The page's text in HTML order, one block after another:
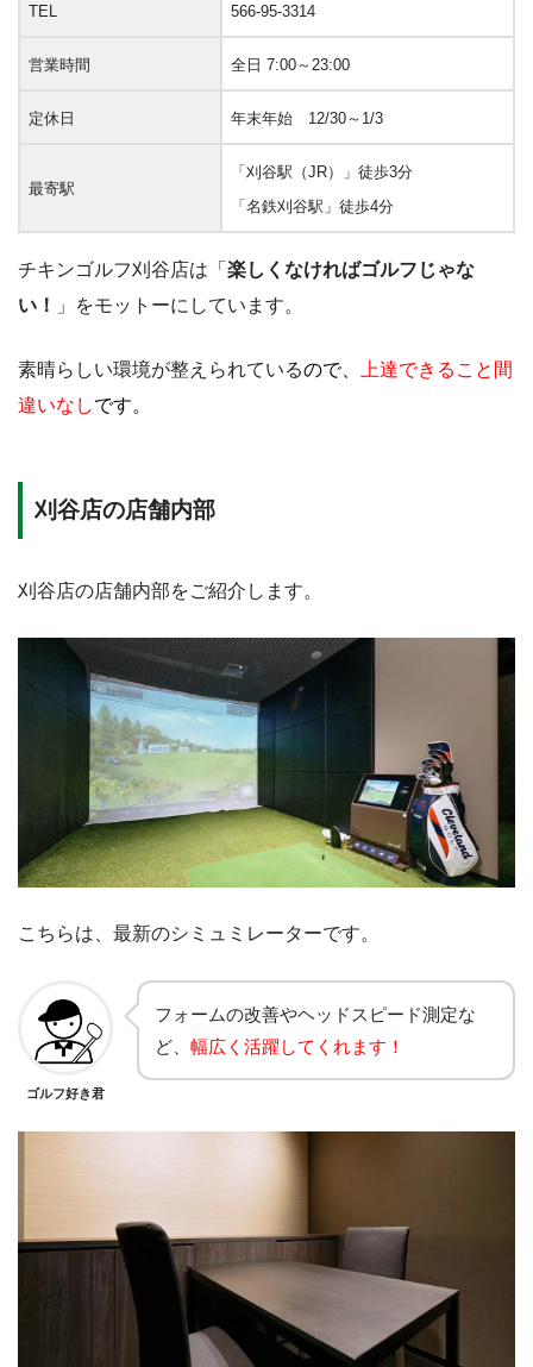
TEL 566-95-3314
営業時間 全日 7:00～23:00
定休日 年末年始 12/30～1/3
最寄駅
「刈谷駅（JR）」徒歩3分
「名鉄刈谷駅」徒歩4分
チキンゴルフ刈谷店は「 楽しくなければゴルフじゃな
い！
」をモットーにしています。
素晴らしい環境が整えられているので、
上達できること間
違いなしです。
刈谷店の店舗内部
刈谷店の店舗内部をご紹介します。
こちらは、最新のシミュミレーターです。
ゴルフ好き君
フォームの改善やヘッドスピード測定な
ど、 幅広く活躍してくれます！